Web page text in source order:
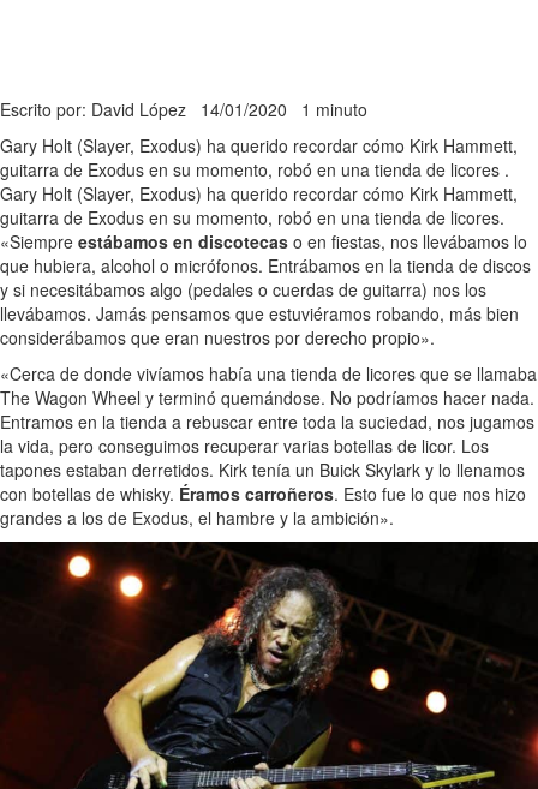
Escrito por: David López 14/01/2020 1 minuto
Gary Holt (Slayer, Exodus) ha querido recordar cómo Kirk Hammett,
guitarra de Exodus en su momento, robó en una tienda de licores .
Gary Holt (Slayer, Exodus) ha querido recordar cómo Kirk Hammett,
guitarra de Exodus en su momento, robó en una tienda de licores.
«Siempre estábamos en discotecas o en fiestas, nos llevábamos lo
que hubiera, alcohol o micrófonos. Entrábamos en la tienda de discos
y si necesitábamos algo (pedales o cuerdas de guitarra) nos los
llevábamos. Jamás pensamos que estuviéramos robando, más bien
considerábamos que eran nuestros por derecho propio».
«Cerca de donde vivíamos había una tienda de licores que se llamaba
The Wagon Wheel y terminó quemándose. No podríamos hacer nada.
Entramos en la tienda a rebuscar entre toda la suciedad, nos jugamos
la vida, pero conseguimos recuperar varias botellas de licor. Los
tapones estaban derretidos. Kirk tenía un Buick Skylark y lo llenamos
con botellas de whisky. Éramos carroñeros. Esto fue lo que nos hizo
grandes a los de Exodus, el hambre y la ambición».